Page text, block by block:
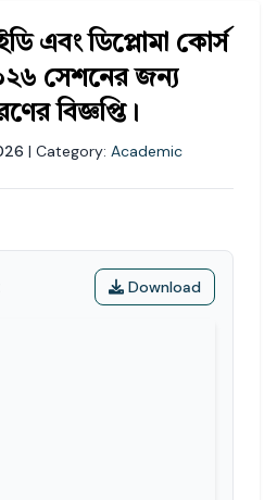
এবং ডিপ্লোমা কোর্স
সেশনের জন্য
বিজ্ঞপ্তি।
| Category: Academic
Download